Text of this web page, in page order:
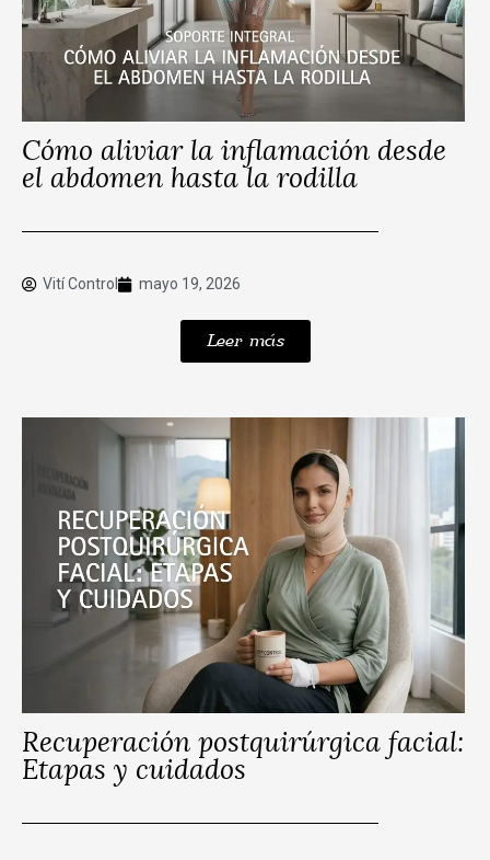
Cómo aliviar la inflamación desde
el abdomen hasta la rodilla
Vití Control mayo 19, 2026
Leer más
Recuperación postquirúrgica facial:
Etapas y cuidados